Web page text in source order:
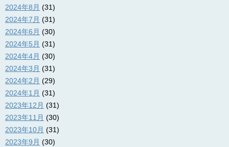
2024年8月 (31)
2024年7月 (31)
2024年6月 (30)
2024年5月 (31)
2024年4月 (30)
2024年3月 (31)
2024年2月 (29)
2024年1月 (31)
2023年12月 (31)
2023年11月 (30)
2023年10月 (31)
2023年9月 (30)